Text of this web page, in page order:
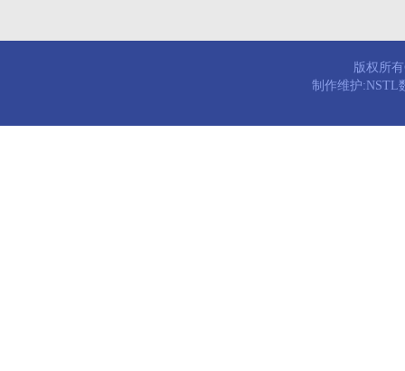
版权所
制作维护:NSTL